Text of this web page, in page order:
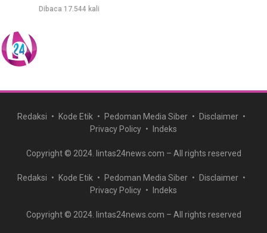
Dibaca 17.544 kali
Redaksi Kode Etik Pedoman Media Siber
Disclaimer
Privacy Policy
Indeks
Copyright © 2024. lintas24news.com – All rights reserved
Redaksi Kode Etik Pedoman Media Siber
Disclaimer
Privacy Policy
Indeks
Copyright © 2024. lintas24news.com – All rights reserved